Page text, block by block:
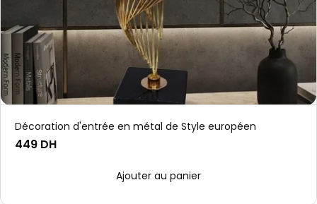
Décoration d'entrée en métal de Style européen
449 DH